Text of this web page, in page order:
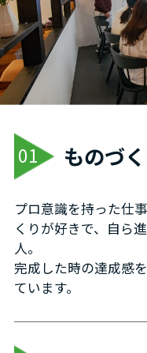
01 ものづ
プロ意識を持った仕
くりが好きで、自ら
人。
完成した時の達成感
ています。